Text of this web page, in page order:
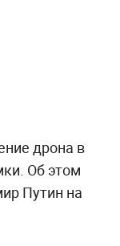
дрона в
Об этом
Путин на